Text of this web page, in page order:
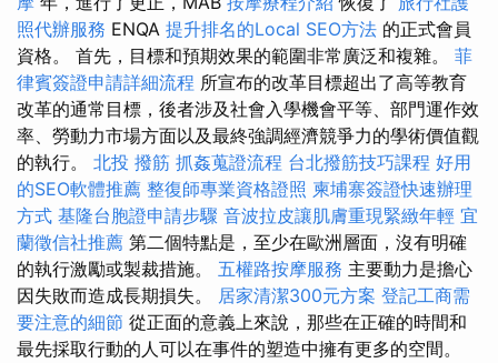
照代辦服務 ENQA 提升排名的Local SEO方法 的正式會員
資格。 首先，目標和預期效果的範圍非常廣泛和複雜。 菲
律賓簽證申請詳細流程 所宣布的改革目標超出了高等教育
改革的通常目標，後者涉及社會入學機會平等、部門運作效
率、勞動力市場方面以及最終強調經濟競爭力的學術價值觀
的執行。 北投 撥筋 抓姦蒐證流程 台北撥筋技巧課程 好用
的SEO軟體推薦 整復師專業資格證照 柬埔寨簽證快速辦理
方式 基隆台胞證申請步驟 音波拉皮讓肌膚重現緊緻年輕 宜
蘭徵信社推薦 第二個特點是，至少在歐洲層面，沒有明確
的執行激勵或製裁措施。 五權路按摩服務 主要動力是擔心
因失敗而造成長期損失。 居家清潔300元方案 登記工商需
要注意的細節 從正面的意義上來說，那些在正確的時間和
最先採取行動的人可以在事件的塑造中擁有更多的空間。